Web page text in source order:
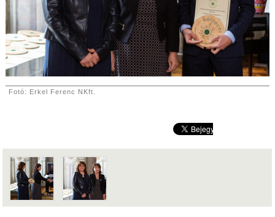
Fotó: Erkel Ferenc NKft.